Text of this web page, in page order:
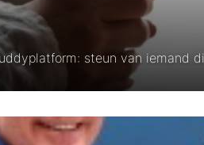
steun van iemand